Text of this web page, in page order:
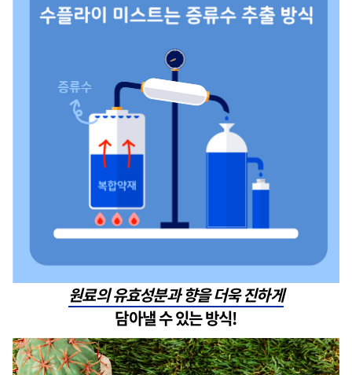
원료의 유효성분과 향을 더욱 진하게
담아낼 수 있는 방식!